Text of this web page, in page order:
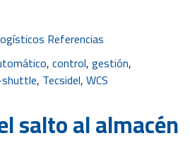
Referencias
,control,gestión,
, Tecsidel,WCS
salto al almacén